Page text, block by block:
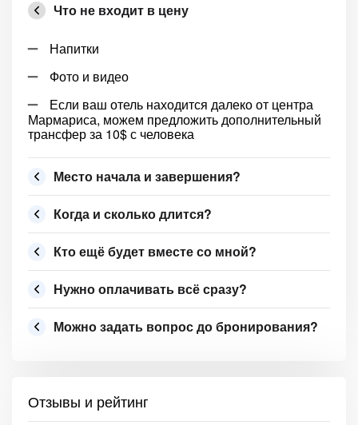
Что не входит в цену
Напитки
Фото и видео
Если ваш отель находится далеко от центра
Мармариса, можем предложить дополнительный
трансфер за 10$ с человека
Место начала и завершения?
Когда и сколько длится?
Кто ещё будет вместе со мной?
Нужно оплачивать всё сразу?
Можно задать вопрос до бронирования?
Отзывы и рейтинг